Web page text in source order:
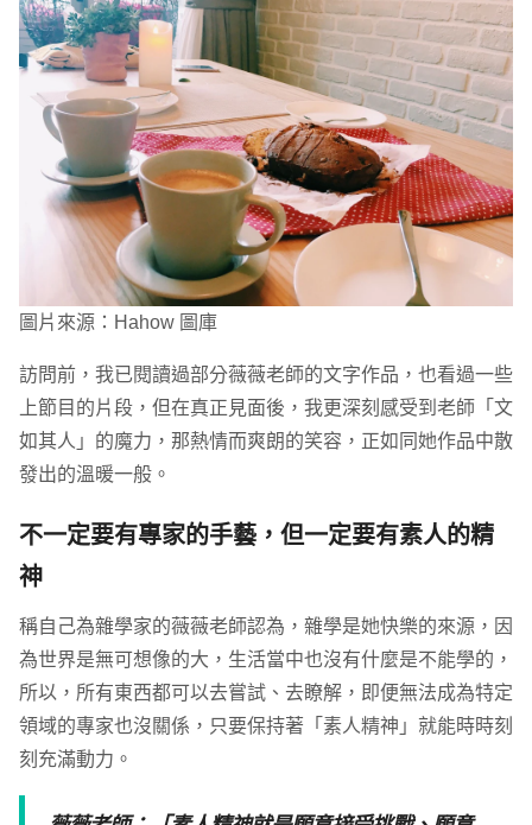
圖片來源：Hahow 圖庫
訪問前，我已閱讀過部分薇薇老師的文字作品，也看過一些
上節目的片段，但在真正見面後，我更深刻感受到老師「文
如其人」的魔力，那熱情而爽朗的笑容，正如同她作品中散
發出的溫暖一般。
不一定要有專家的手藝，但一定要有素人的精
神
稱自己為雜學家的薇薇老師認為，雜學是她快樂的來源，因
為世界是無可想像的大，生活當中也沒有什麼是不能學的，
所以，所有東西都可以去嘗試、去瞭解，即便無法成為特定
領域的專家也沒關係，只要保持著「素人精神」就能時時刻
刻充滿動力。